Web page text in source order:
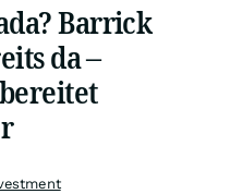
Barrick
da –